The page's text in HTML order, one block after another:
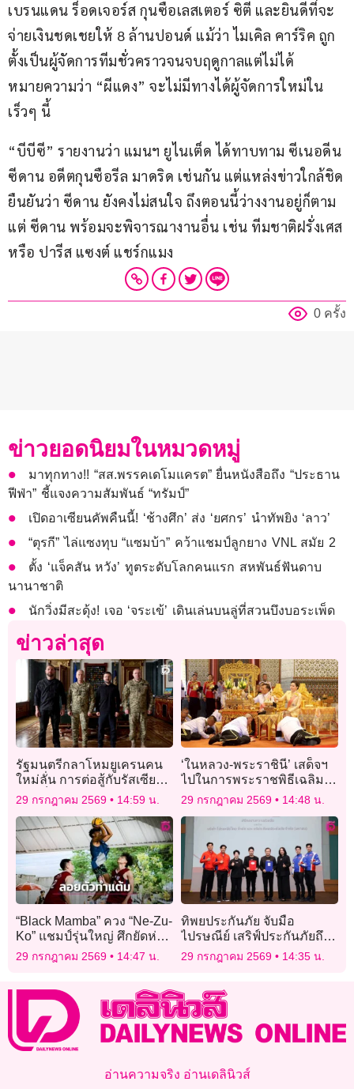
เบรนแดน ร็อดเจอร์ส กุนซือเลสเตอร์ ซิตี และยินดีที่จะ
จ่ายเงินชดเชยให้ 8 ล้านปอนด์ แม้ว่า ไมเคิล คาร์ริค ถูก
ตั้งเป็นผู้จัดการทีมชั่วคราวจนจบฤดูกาลแต่ไม่ได้
หมายความว่า “ผีแดง” จะไม่มีทางได้ผู้จัดการใหม่ใน
เร็วๆ นี้
“บีบีซี” รายงานว่า แมนฯ ยูไนเต็ด ได้ทาบทาม ซีเนอดีน
ซีดาน อดีตกุนซือรีล มาดริด เช่นกัน แต่แหล่งข่าวใกล้ชิด
ยืนยันว่า ซีดาน ยังคงไม่สนใจ ถึงตอนนี้ว่างงานอยู่ก็ตาม
แต่ ซีดาน พร้อมจะพิจารณางานอื่น เช่น ทีมชาติฝรั่งเศส
หรือ ปารีส แซงต์ แชร์กแมง
0 ครั้ง
ข่าวยอดนิยมในหมวดหมู่
มาทุกทาง!! “สส.พรรคเดโมแครต” ยื่นหนังสือถึง “ประธาน
ฟีฟ่า” ชี้แจงความสัมพันธ์ “ทรัมป์”
เปิดอาเซียนคัพคืนนี้! ‘ช้างศึก’ ส่ง ‘ยศกร’ นำทัพยิง ‘ลาว’
“ตุรกี” ไล่แซงทุบ “แซมบ้า” คว้าแชมป์ลูกยาง VNL สมัย 2
ตั้ง ‘แจ็คสัน หวัง’ ทูตระดับโลกคนแรก สหพันธ์ฟันดาบ
นานาชาติ
นักวิ่งมีสะดุ้ง! เจอ ‘จระเข้’ เดินเล่นบนลู่ที่สวนบึงบอระเพ็ด
ข่าวล่าสุด
รัฐมนตรีกลาโหมยูเครนคน
ใหม่ลั่น การต่อสู้กับรัสเซีย
ต้องเป็นไปอย่าง “ไม่
สมมาตร”
29 กรกฎาคม 2569 14:59 น.
‘ในหลวง-พระราชินี’ เสด็จฯ
ไปในการพระราชพิธีเฉลิม
พระชนมพรรษา พุทธศักราช
29 กรกฎาคม 2569 14:48 น.
“Black Mamba” ควง “Ne-Zu-
Ko” แชมป์รุ่นใหญ่ ศึกยัดห่วง
“TOA 3×3 All Thailand-
Domestic Power 2026”
29 กรกฎาคม 2569 14:47 น.
ทิพยประกันภัย จับมือ
ไปรษณีย์ เสริฟ์ประกันภัยถึง
มือชาวบ้าน รุกตลาดลูกค้า
รายย่อย
29 กรกฎาคม 2569 14:35 น.
อ่านความจริง อ่านเดลินิวส์